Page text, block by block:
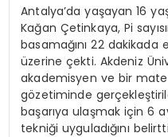
Antalya’da yaşayan 16
Kağan Çetinkaya, Pi
basamağını 22
üzerine çekti. Akdeniz
akademisyen ve bir
gözetiminde
başarıya ulaşmak için 6
tekniği uyguladığını